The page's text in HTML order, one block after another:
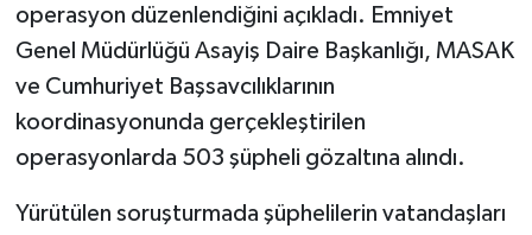
operasyon düzenlendiğini açıkladı. Emniyet
Genel Müdürlüğü Asayiş Daire Başkanlığı, MASAK
ve Cumhuriyet Başsavcılıklarının
koordinasyonunda gerçekleştirilen
operasyonlarda 503 şüpheli gözaltına alındı.
Yürütülen soruşturmada şüphelilerin vatandaşları